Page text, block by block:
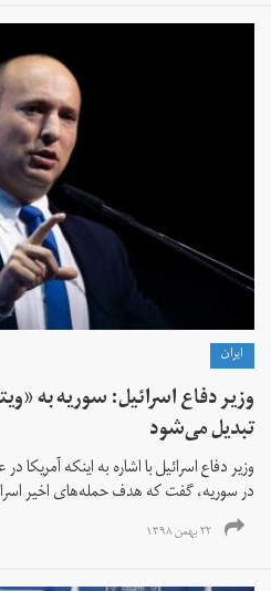
ايران
وزیر دفاع اسرائیل: سوریه به
تبدیل می‌شود
وزیر دفاع اسرائیل با اشاره به اینکه آمریکا
در سوریه، گفت که هدف حمله‌های اخیر
۲۲ بهمن ۱۳۹۸